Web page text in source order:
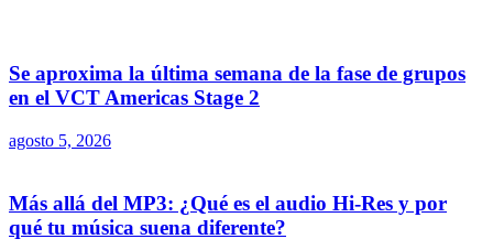
Se aproxima la última semana de la fase de grupos
en el VCT Americas Stage 2
agosto 5, 2026
Más allá del MP3: ¿Qué es el audio Hi-Res y por
qué tu música suena diferente?